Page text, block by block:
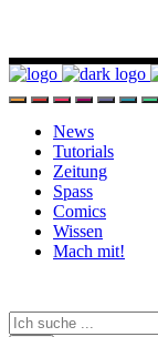
News
Tutorials
Zeitung
Spass
Comics
Wissen
Mach mit!